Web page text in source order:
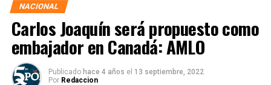
NACIONAL
Carlos Joaquín será propuesto como
embajador en Canadá: AMLO
Publicado hace 4 años el 13 septiembre, 2022
Por Redaccion